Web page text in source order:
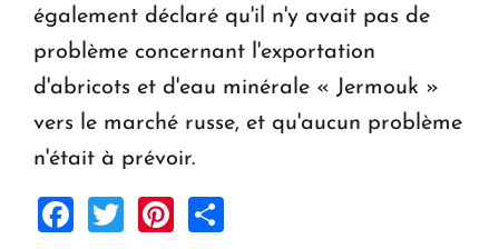
également déclaré qu'il n'y avait pas de
problème concernant l'exportation
d'abricots et d'eau minérale « Jermouk »
vers le marché russe, et qu'aucun problème
n'était à prévoir.
Facebook
TwitterPinterest